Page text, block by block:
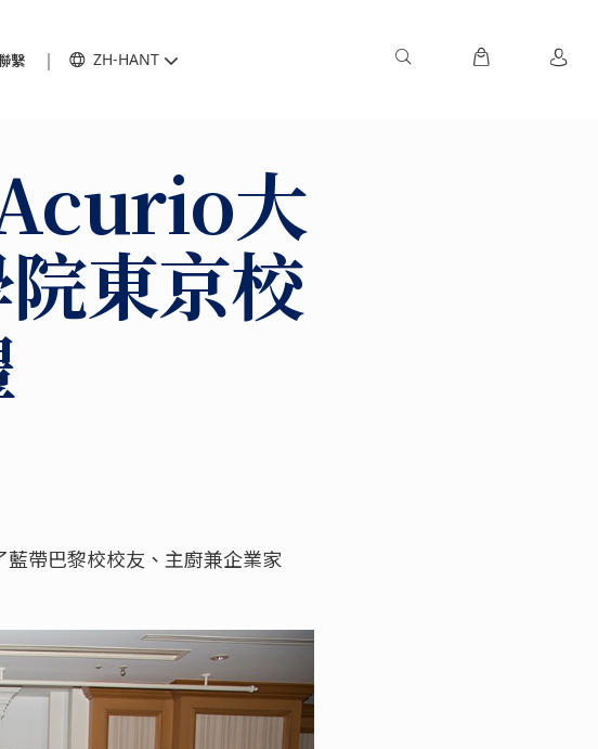
繫 ZH-HANT
大
東京校
帶巴黎校校友、主廚兼企業家